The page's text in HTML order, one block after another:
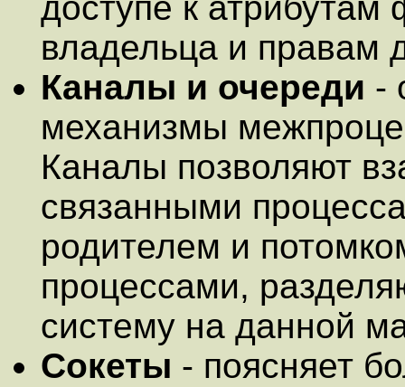
владельца и правам
Каналы и очереди -
механизмы
Каналы позволяют
связанными
родителем и
процессами,
систему на данной
Сокеты - поясняет